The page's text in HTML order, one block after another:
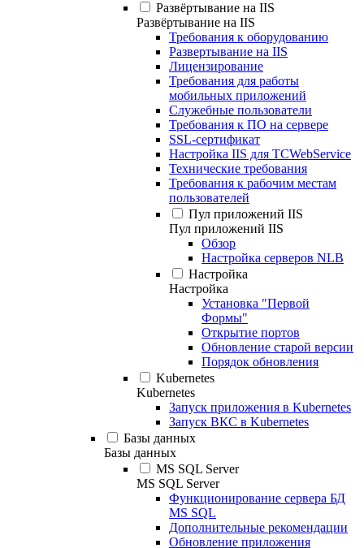
Развёртывание на IIS
Развёртывание на IIS
Требования к оборудованию
Развертывание на IIS
Лицензирование
Требования для работы
мобильных приложений
Служебные пользователи
Требования к ПО на сервере
SSL-сертификат
Настройка IIS для TCWebService
Технические требования
Требования к рабочим местам
пользователей
Пул приложений IIS
Пул приложений IIS
Обзор
Настройка серверов NLB
Настройка
Настройка
Установка "Первой
Формы"
Открытие портов
Обновление старой версии
Порядок обновления
Kubernetes
Kubernetes
Запуск приложения в Kubernetes
Запуск ВКС в Kubernetes
Базы данных
Базы данных
MS SQL Server
MS SQL Server
Функционирование сервера БД
MS SQL
Дополнительные рекомендации
Обновление приложения